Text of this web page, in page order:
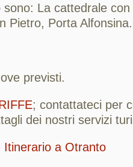
La cattedrale
Pietro, Porta Alfonsina.
previsti.
; contattateci per
dei nostri servizi
Itinerario a Otranto